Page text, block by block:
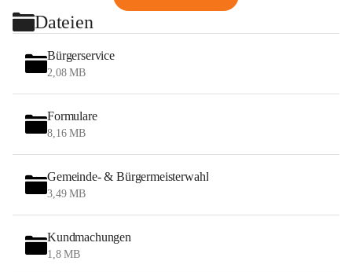
Dateien
Bürgerservice
2,08 MB
Formulare
8,16 MB
Gemeinde- & Bürgermeisterwahl
3,49 MB
Kundmachungen
1,8 MB